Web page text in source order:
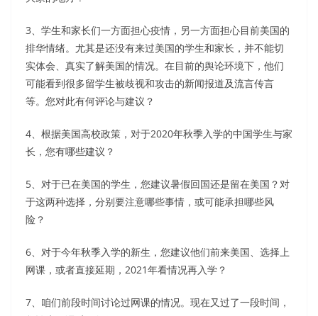
3、学生和家长们一方面担心疫情，另一方面担心目前美国的
排华情绪。尤其是还没有来过美国的学生和家长，并不能切
实体会、真实了解美国的情况。在目前的舆论环境下，他们
可能看到很多留学生被歧视和攻击的新闻报道及流言传言
等。您对此有何评论与建议？
4、根据美国高校政策，对于2020年秋季入学的中国学生与家
长，您有哪些建议？
5、对于已在美国的学生，您建议暑假回国还是留在美国？对
于这两种选择，分别要注意哪些事情，或可能承担哪些风
险？
6、对于今年秋季入学的新生，您建议他们前来美国、选择上
网课，或者直接延期，2021年看情况再入学？
7、咱们前段时间讨论过网课的情况。现在又过了一段时间，